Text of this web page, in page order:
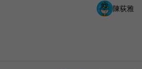
陳荻雅